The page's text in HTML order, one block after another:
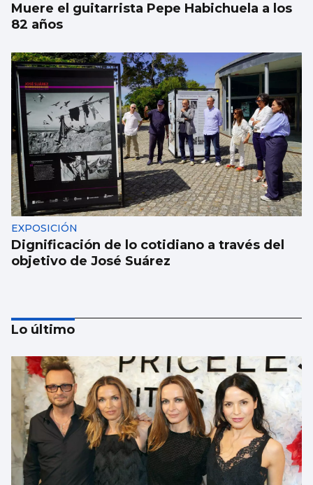
Muere el guitarrista Pepe Habichuela a los
82 años
EXPOSICIÓN
Dignificación de lo cotidiano a través del
objetivo de José Suárez
MÚSICA
Lucas Paulano representará a España en
Lo último